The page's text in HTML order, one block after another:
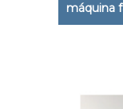
máquina